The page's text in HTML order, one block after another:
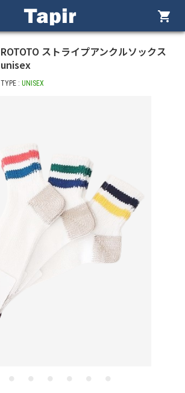
shopping_cart
ROTOTO ストライプアンクルソックス
unisex
TYPE : UNISEX